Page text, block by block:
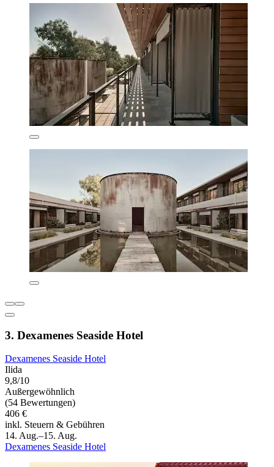
3. Dexamenes Seaside Hotel
Dexamenes Seaside Hotel
Ilida
9,8/10
Außergewöhnlich
(54 Bewertungen)
406 €
inkl. Steuern & Gebühren
14. Aug.–15. Aug.
Dexamenes Seaside Hotel